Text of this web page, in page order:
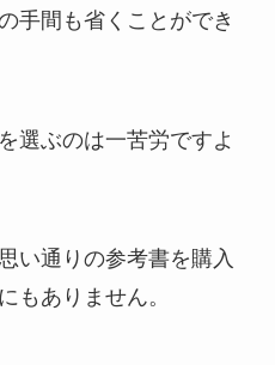
手間も省くことができ
選ぶのは一苦労ですよ
い通りの参考書を購入
もありません。